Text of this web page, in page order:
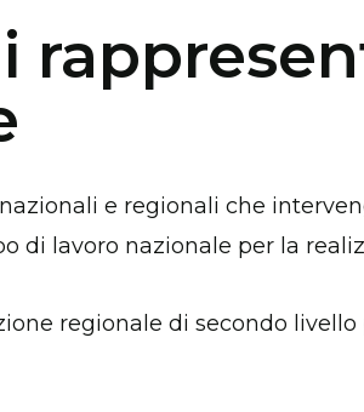
e regionali che
di lavoro nazionale per la
regionale di secondo